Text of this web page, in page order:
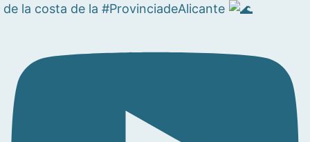
de la costa de la #ProvinciadeAlicante